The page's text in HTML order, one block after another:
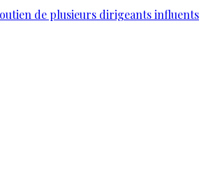
de plusieurs dirigeants influents